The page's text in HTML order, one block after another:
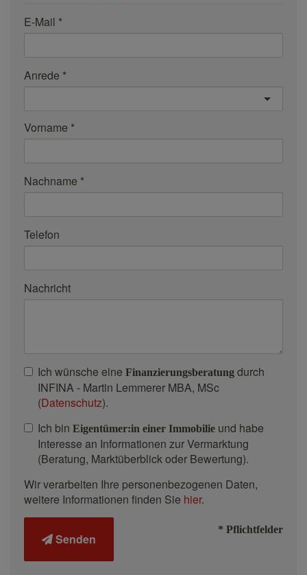
E-Mail
Anrede
Vorname
Nachname
Telefon
Nachricht
Ich wünsche eine Finanzierungsberatung durch
INFINA - Martin Lemmerer MBA, MSc
(Datenschutz).
Ich bin Eigentümer:in einer Immobilie und habe
Interesse an Informationen zur Vermarktung
(Beratung, Marktüberblick oder Bewertung).
Wir verarbeiten Ihre personenbezogenen Daten,
weitere Informationen finden Sie hier.
Senden
* Pflichtfelder